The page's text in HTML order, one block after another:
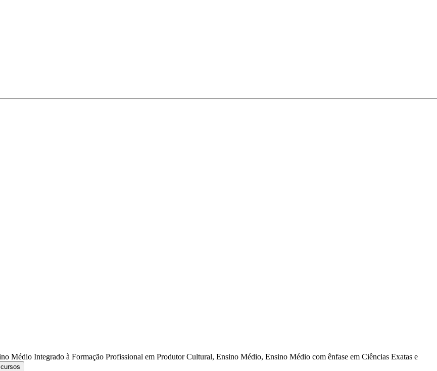
Médio Integrado à Formação Profissional em Produtor Cultural, Ensino Médio, Ensino Médio com ênfase em Ciências Exatas e